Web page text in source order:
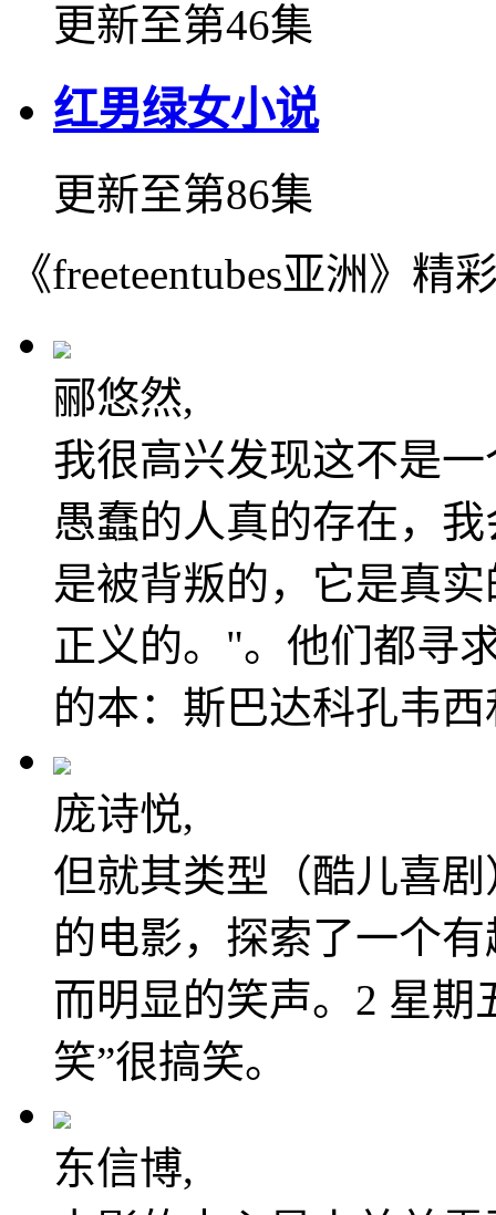
更新至第46集
红男绿女小说
更新至第86集
《freeteentubes亚洲》精
郦悠然,
我很高兴发现这不是
愚蠢的人真的存在，
是被背叛的，它是真
正义的。"。他们都寻
的本：斯巴达科孔韦
庞诗悦,
但就其类型（酷儿喜
的电影，探索了一个
而明显的笑声。2 星期
笑”很搞笑。
东信博,